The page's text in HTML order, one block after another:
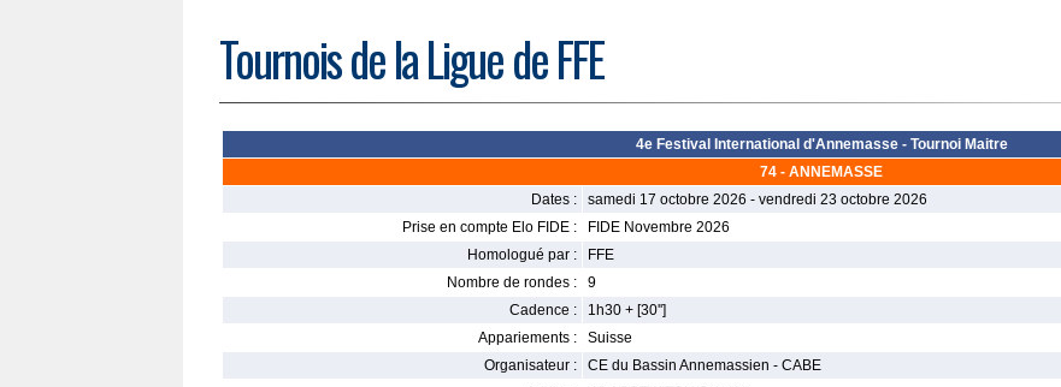
Tournois de la Ligue de FFE
4e Festival International d'Annemasse - Tournoi Maitre
74 - ANNEMASSE
Dates :
samedi 17 octobre 2026 - vendredi 23 octobre 2026
Prise en compte Elo FIDE :
FIDE Novembre 2026
Homologué par :
FFE
Nombre de rondes :
9
Cadence :
1h30 + [30'']
Appariements :
Suisse
Organisateur :
CE du Bassin Annemassien - CABE